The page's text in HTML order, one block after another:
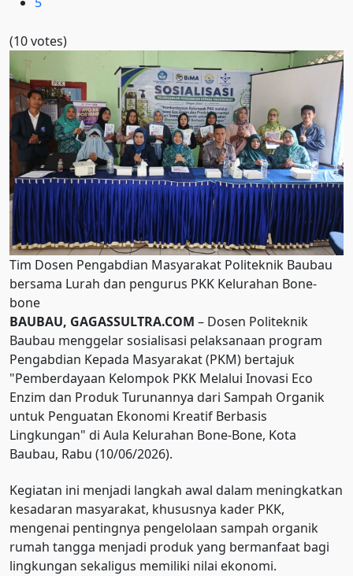
(10 votes)
Tim Dosen Pengabdian Masyarakat Politeknik Baubau
bersama Lurah dan pengurus PKK Kelurahan Bone-
bone
BAUBAU, GAGASSULTRA.COM – Dosen Politeknik
Baubau menggelar sosialisasi pelaksanaan program
Pengabdian Kepada Masyarakat (PKM) bertajuk
"Pemberdayaan Kelompok PKK Melalui Inovasi Eco
Enzim dan Produk Turunannya dari Sampah Organik
untuk Penguatan Ekonomi Kreatif Berbasis
Lingkungan" di Aula Kelurahan Bone-Bone, Kota
Baubau, Rabu (10/06/2026).
Kegiatan ini menjadi langkah awal dalam meningkatkan
kesadaran masyarakat, khususnya kader PKK,
mengenai pentingnya pengelolaan sampah organik
rumah tangga menjadi produk yang bermanfaat bagi
lingkungan sekaligus memiliki nilai ekonomi.